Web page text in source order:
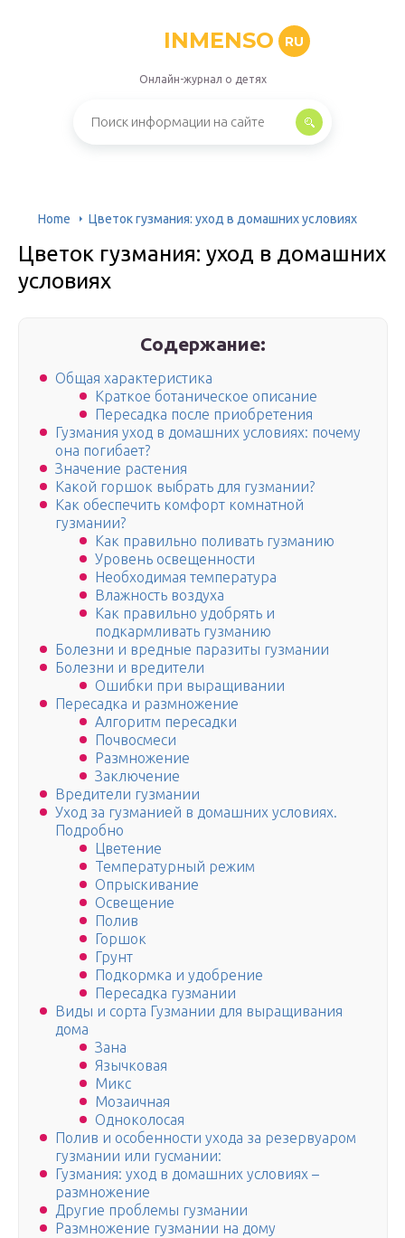
INMENSO RU
Онлайн-журнал о детях
Home Цветок гузмания: уход в домашних условиях
Цветок гузмания: уход в домашних
условиях
Содержание:
Общая характеристика
Краткое ботаническое описание
Пересадка после приобретения
Гузмания уход в домашних условиях: почему
она погибает?
Значение растения
Какой горшок выбрать для гузмании?
Как обеспечить комфорт комнатной
гузмании?
Как правильно поливать гузманию
Уровень освещенности
Необходимая температура
Влажность воздуха
Как правильно удобрять и
подкармливать гузманию
Болезни и вредные паразиты гузмании
Болезни и вредители
Ошибки при выращивании
Пересадка и размножение
Алгоритм пересадки
Почвосмеси
Размножение
Заключение
Вредители гузмании
Уход за гузманией в домашних условиях.
Подробно
Цветение
Температурный режим
Опрыскивание
Освещение
Полив
Горшок
Грунт
Подкормка и удобрение
Пересадка гузмании
Виды и сорта Гузмании для выращивания
дома
Зана
Язычковая
Микс
Мозаичная
Одноколосая
Полив и особенности ухода за резервуаром
гузмании или гусмании:
Гузмания: уход в домашних условиях –
размножение
Другие проблемы гузмании
Размножение гузмании на дому